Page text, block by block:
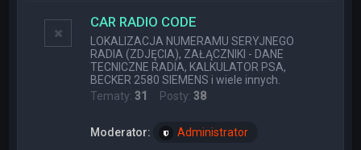
CAR RADIO CODE
LOKALIZACJA NUMERAMU SERYJNEGO
RADIA (ZDJĘCIA), ZAŁĄCZNIKI - DANE
TECNICZNE RADIA, KALKULATOR PSA,
BECKER 2580 SIEMENS i wiele innych.
Tematy:31 Posty:38
Moderator: Administrator